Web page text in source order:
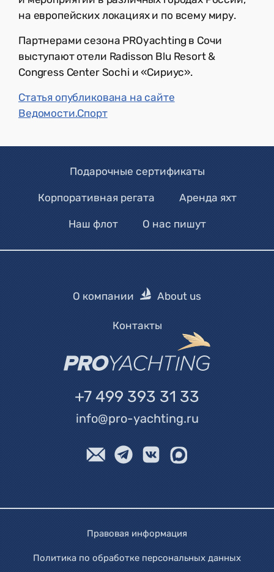
на европейских локациях и по всему миру.
Партнерами сезона PROyachting в Сочи
выступают отели Radisson Blu Resort &
Congress Center Sochi и «Сириус».
Статья опубликована на сайте
Ведомости.Спорт
Подарочные сертификаты
Корпоративная регата Аренда яхт
Наш флот О нас пишут
О компании About us
Контакты
+7 499 393 31 33
info@pro-yachting.ru
Правовая информация
Политика по обработке персональных данных